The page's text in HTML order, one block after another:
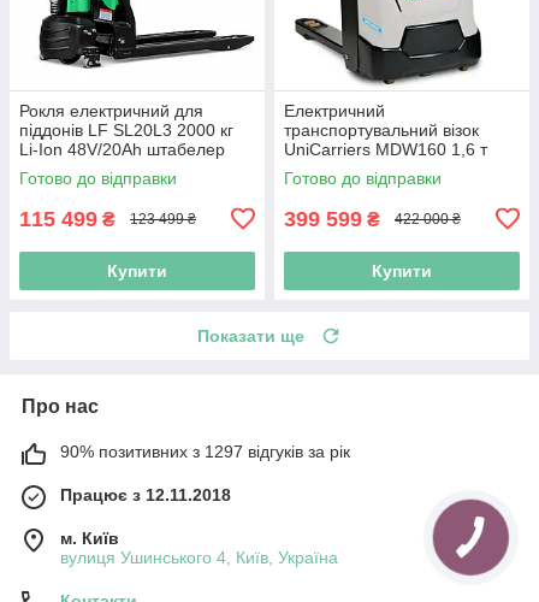
Рокля електричний для
піддонів LF SL20L3 2000 кг
Li-Ion 48V/20Ah штабелер
для складу електричний
Готово до відправки
115 499 ₴ 123 499 ₴
Купити
Електричний
транспортувальний візок
UniCarriers MDW160 1,6 т
для палет і піддонів
Готово до відправки
399 599 ₴ 422 000 ₴
Купити
Показати ще
Про нас
90% позитивних з 1297 відгуків за рік
Працює з 12.11.2018
м. Київ
вулиця Ушинського 4, Київ, Україна